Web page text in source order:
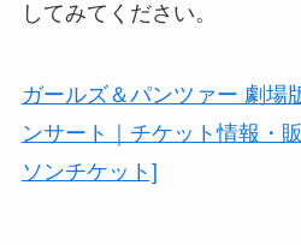
してみてください。
ガールズ＆パンツァー 劇場
ンサート｜チケット情報・
ソンチケット]